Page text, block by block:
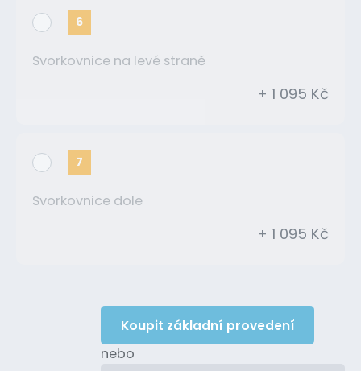
6
Svorkovnice na levé straně
+ 1 095 Kč
7
Svorkovnice dole
+ 1 095 Kč
Koupit základní provedení
nebo